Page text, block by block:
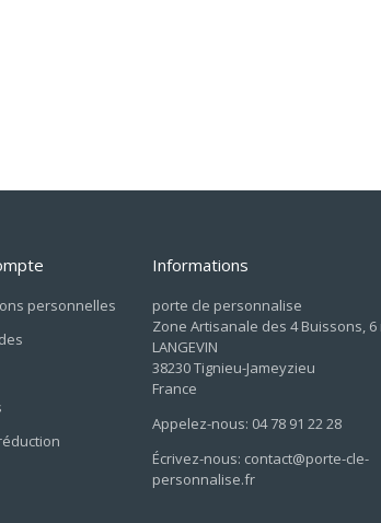
personnelles
Informations
porte cle personnalise
Zone Artisanale des 4 Buissons, 6
LANGEVIN
38230 Tignieu-Jameyzieu
France
Appelez-nous: 04 78 91 22 28
Écrivez-nous: contact@porte-cle-
personnalise.fr